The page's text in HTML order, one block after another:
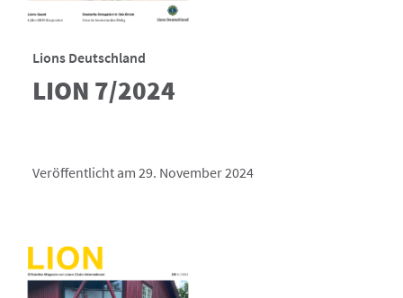
Lions Deutschland
LION 7/2024
Veröffentlicht am 29. November 2024